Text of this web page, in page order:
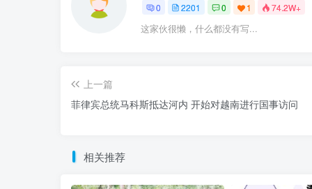
0 2201 0 1 74.2W+
这家伙很懒，什么都没有写...
上一篇
菲律宾总统马科斯抵达河内 开始对越南进行国事访问
相关推荐